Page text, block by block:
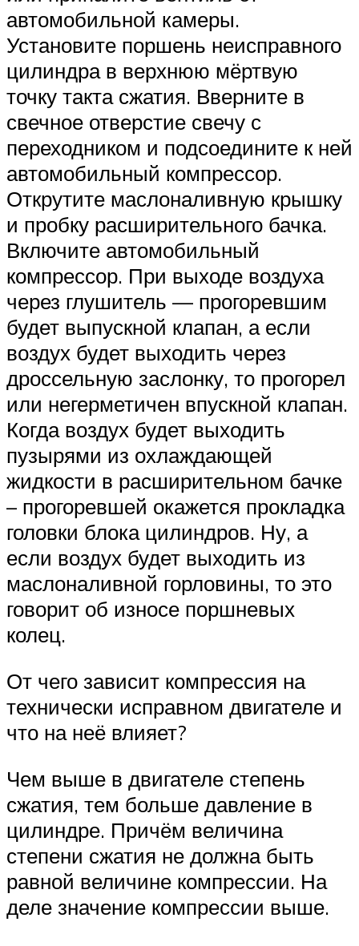
автомобильной камеры.
Установите поршень неисправного
цилиндра в верхнюю мёртвую
точку такта сжатия. Вверните в
свечное отверстие свечу с
переходником и подсоедините к ней
автомобильный компрессор.
Открутите маслоналивную крышку
и пробку расширительного бачка.
Включите автомобильный
компрессор. При выходе воздуха
через глушитель — прогоревшим
будет выпускной клапан, а если
воздух будет выходить через
дроссельную заслонку, то прогорел
или негерметичен впускной клапан.
Когда воздух будет выходить
пузырями из охлаждающей
жидкости в расширительном бачке
– прогоревшей окажется прокладка
головки блока цилиндров. Ну, а
если воздух будет выходить из
маслоналивной горловины, то это
говорит об износе поршневых
колец.
От чего зависит компрессия на
технически исправном двигателе и
что на неё влияет?
Чем выше в двигателе степень
сжатия, тем больше давление в
цилиндре. Причём величина
степени сжатия не должна быть
равной величине компрессии. На
деле значение компрессии выше.